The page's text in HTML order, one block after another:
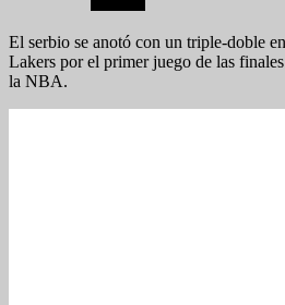
El serbio se anotó con un triple-doble
Lakers por el primer juego de las
la NBA.